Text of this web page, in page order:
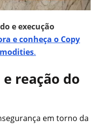
e execução
e conheça o Copy
.
reação do
em torno da